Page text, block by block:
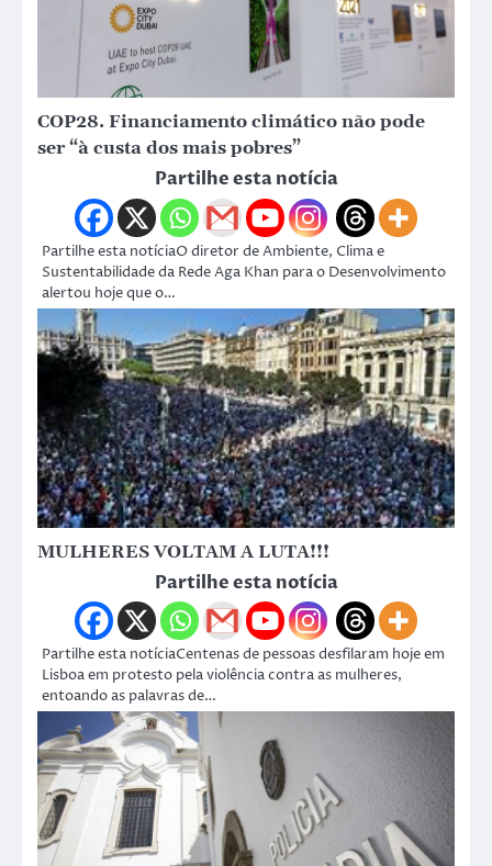
COP28. Financiamento climático não pode
ser “à custa dos mais pobres”
Partilhe esta notícia
Partilhe esta notíciaO diretor de Ambiente, Clima e
Sustentabilidade da Rede Aga Khan para o Desenvolvimento
alertou hoje que o…
MULHERES VOLTAM A LUTA!!!
Partilhe esta notícia
Partilhe esta notíciaCentenas de pessoas desfilaram hoje em
Lisboa em protesto pela violência contra as mulheres,
entoando as palavras de…